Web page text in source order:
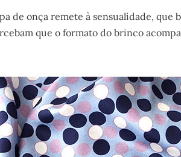
de onça remete à sensualidade, que
que o formato do brinco